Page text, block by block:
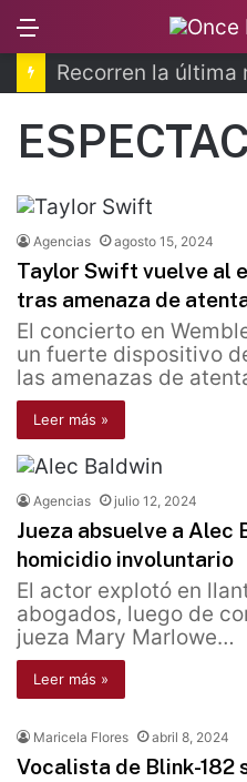
Agencias agosto 15, 2024
Taylor Swift vuelve al
tras amenaza de
El concierto en
un fuerte dispositivo
las amenazas de
Leer más »
Agencias julio 12, 2024
Jueza absuelve a Alec
homicidio involuntario
El actor explotó en
abogados, luego de
jueza Mary Marlowe…
Leer más »
Maricela Flores abril 8, 2024
Vocalista de Blink-182